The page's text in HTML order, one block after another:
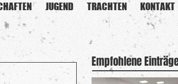
JUGEND TRACHTEN KONTAKT
Empfohlene